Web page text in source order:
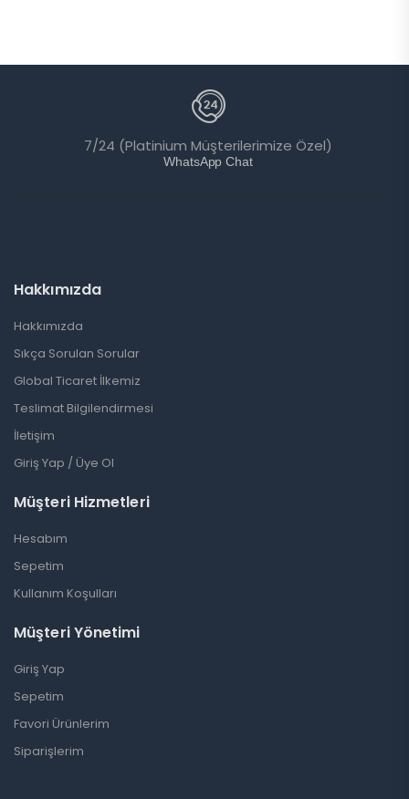
7/24 (Platinium Müşterilerimize Özel)
WhatsApp Chat
Hakkımızda
Hakkımızda
Sıkça Sorulan Sorular
Global Ticaret İlkemiz
Teslimat Bilgilendirmesi
İletişim
Giriş Yap / Üye Ol
Müşteri Hizmetleri
Hesabım
Sepetim
Kullanım Koşulları
Müşteri Yönetimi
Giriş Yap
Sepetim
Favori Ürünlerim
Siparişlerim